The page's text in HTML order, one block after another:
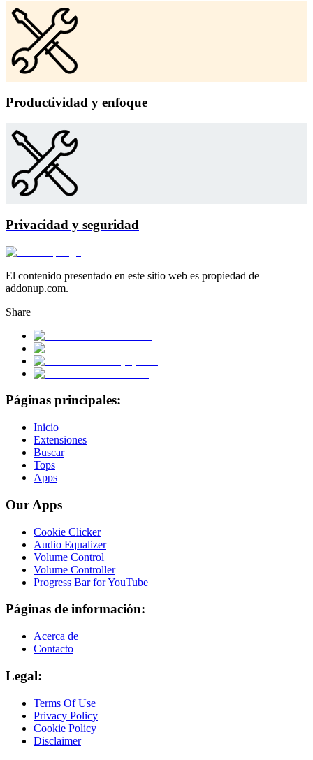
Productividad y enfoque
Privacidad y seguridad
El contenido presentado en este sitio web es propiedad de
addonup.com.
Share
Páginas principales:
Inicio
Extensiones
Buscar
Tops
Apps
Our Apps
Cookie Clicker
Audio Equalizer
Volume Control
Volume Controller
Progress Bar for YouTube
Páginas de información:
Acerca de
Contacto
Legal:
Terms Of Use
Privacy Policy
Cookie Policy
Disclaimer